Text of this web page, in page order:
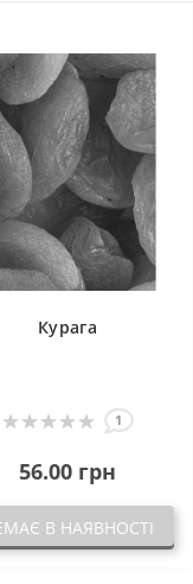
Курага
1
56.00 грн
В НАЯВНОСТІ